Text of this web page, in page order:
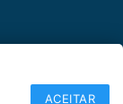
ACEITAR